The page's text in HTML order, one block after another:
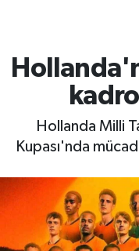
Hollanda Milli
Kupası'nda
GÜNDEM
RESMİ
KÖŞE YAZILARI
SİYASET
YAŞAM
Bursa Trafik
Süper Lig
Tüm Manşetler
Son Dakika
Haber Arşivi